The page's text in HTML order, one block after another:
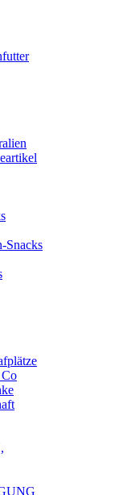
Snacks